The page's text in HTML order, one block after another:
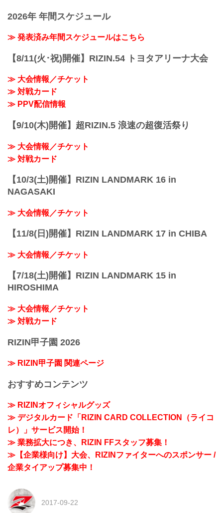
2026年 年間スケジュール
≫ 発表済み年間スケジュールはこちら
【8/11(火･祝)開催】RIZIN.54 トヨタアリーナ大会
≫ 大会情報／チケット
≫ 対戦カード
≫ PPV配信情報
【9/10(木)開催】超RIZIN.5 浪速の超復活祭り
≫ 大会情報／チケット
≫ 対戦カード
【10/3(土)開催】RIZIN LANDMARK 16 in
NAGASAKI
≫ 大会情報／チケット
【11/8(日)開催】RIZIN LANDMARK 17 in CHIBA
≫ 大会情報／チケット
【7/18(土)開催】RIZIN LANDMARK 15 in
HIROSHIMA
≫ 大会情報／チケット
≫ 対戦カード
RIZIN甲子園 2026
≫ RIZIN甲子園 関連ページ
おすすめコンテンツ
≫ RIZINオフィシャルグッズ
≫ デジタルカード「RIZIN CARD COLLECTION（ライコ
レ）」サービス開始！
≫ 業務拡大につき、RIZIN FFスタッフ募集！
≫【企業様向け】大会、RIZINファイターへのスポンサー /
企業タイアップ募集中！
2017-09-22